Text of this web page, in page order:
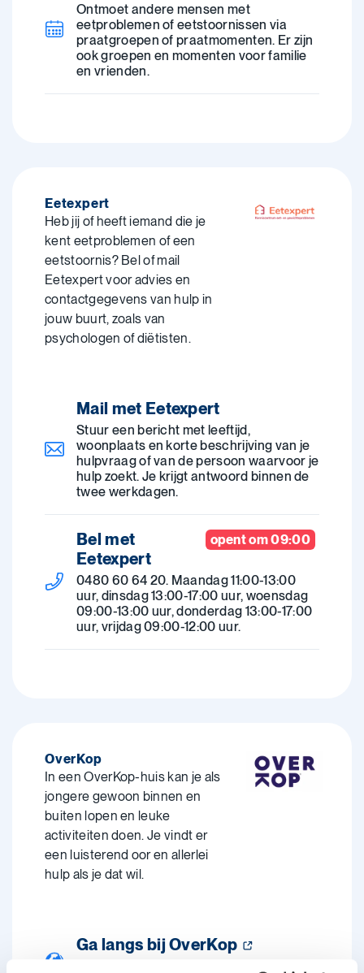
Ontmoet andere mensen met
eetproblemen of eetstoornissen via
praatgroepen of praatmomenten. Er zijn
ook groepen en momenten voor familie
en vrienden.
Eetexpert
Heb jij of heeft iemand die je
kent eetproblemen of een
eetstoornis? Bel of mail
Eetexpert voor advies en
contactgegevens van hulp in
jouw buurt, zoals van
psychologen of diëtisten.
Mail met Eetexpert
Stuur een bericht met leeftijd,
woonplaats en korte beschrijving van je
hulpvraag of van de persoon waarvoor je
hulp zoekt. Je krijgt antwoord binnen de
twee werkdagen.
opent om 09:00
Bel met
Eetexpert
0480 60 64 20. Maandag 11:00-13:00
uur, dinsdag 13:00-17:00 uur, woensdag
09:00-13:00 uur, donderdag 13:00-17:00
uur, vrijdag 09:00-12:00 uur.
OverKop
In een OverKop-huis kan je als
jongere gewoon binnen en
buiten lopen en leuke
activiteiten doen. Je vindt er
een luisterend oor en allerlei
hulp als je dat wil.
Ga langs bij OverKop